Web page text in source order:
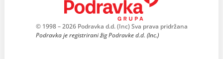
© 1998 – 2026 Podravka d.d. (Inc) Sva prava pridržana
Podravka je registrirani žig Podravke d.d. (Inc.)